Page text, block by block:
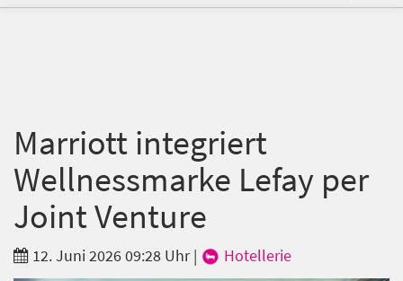
Marriott integriert
Wellnessmarke Lefay per
Joint Venture
12. Juni 2026 09:28 Uhr| Hotellerie
E-Mail*
Branche